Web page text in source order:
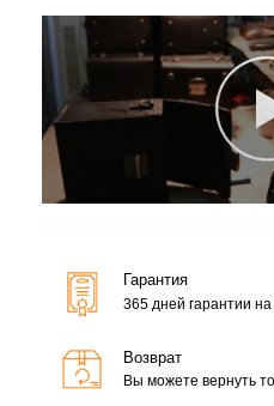
Гарантия
365 дней гарантии
Возврат
Вы можете вернуть